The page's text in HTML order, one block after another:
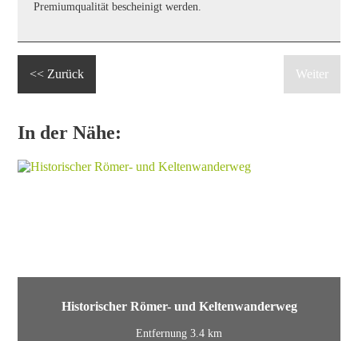
Premiumqualität bescheinigt werden.
<< Zurück Weiter
In der Nähe:
Historischer Römer- und Keltenwanderweg
Entfernung 3.4 km